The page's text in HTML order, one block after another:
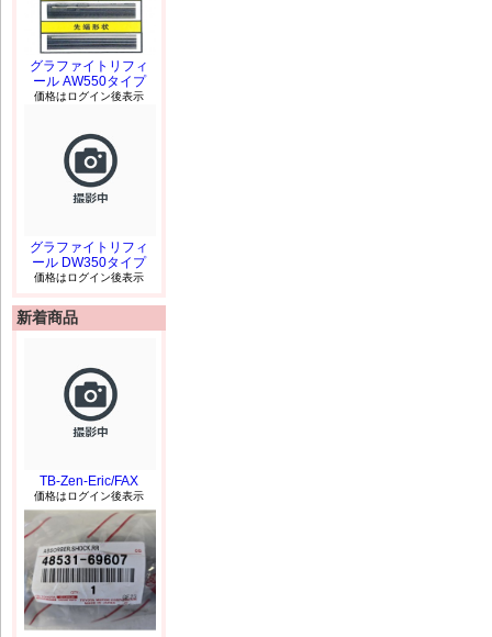
グラファイトリフィ
ール AW550タイプ
価格はログイン後表示
グラファイトリフィ
ール DW350タイプ
価格はログイン後表示
新着商品
TB-Zen-Eric/FAX
価格はログイン後表示